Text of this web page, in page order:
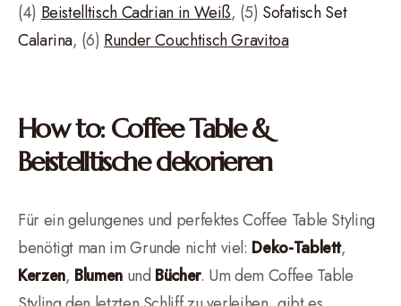
(4) Beistelltisch Cadrian in Weiß, (5) Sofatisch Set
Calarina, (6) Runder Couchtisch Gravitoa
How to: Coffee Table &
Beistelltische dekorieren
Für ein gelungenes und perfektes Coffee Table Styling
benötigt man im Grunde nicht viel: Deko-Tablett,
Kerzen, Blumenund Bücher. Um dem Coffee Table